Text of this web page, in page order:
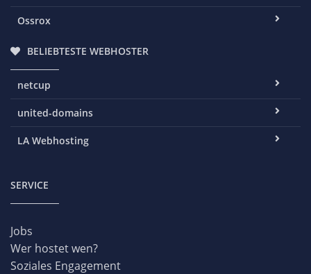
Ossrox
BELIEBTESTE WEBHOSTER
netcup
united-domains
LA Webhosting
SERVICE
Jobs
Wer hostet wen?
Soziales Engagement